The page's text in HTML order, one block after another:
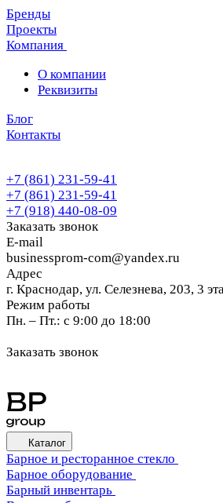
Бренды
Проекты
Компания
О компании
Реквизиты
Блог
Контакты
+7 (861) 231-59-41
+7 (861) 231-59-41
+7 (918) 440-08-09
Заказать звонок
E-mail
businessprom-com@yandex.ru
Адрес
г. Краснодар, ул. Селезнева, 203, 3
Режим работы
Пн. – Пт.: с 9:00 до 18:00
Заказать звонок
Каталог
Барное и ресторанное стекло
Барное оборудование
Барный инвентарь